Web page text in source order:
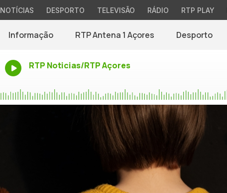
NOTÍCIAS DESPORTO TELEVISÃO RÁDIO RTP PLAY
Informação RTP Antena 1 Açores Desporto
RTP Noticias/RTP Açores